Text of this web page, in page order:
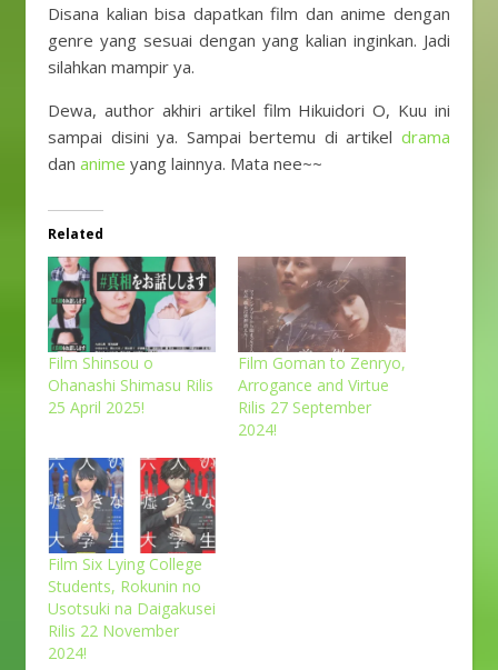
Disana kalian bisa dapatkan film dan anime dengan
genre yang sesuai dengan yang kalian inginkan. Jadi
silahkan mampir ya.
Dewa, author akhiri artikel film Hikuidori O, Kuu ini
sampai disini ya. Sampai bertemu di artikel drama
dan anime yang lainnya. Mata nee~~
Related
Film Shinsou o
Ohanashi Shimasu Rilis
25 April 2025!
Film Goman to Zenryo,
Arrogance and Virtue
Rilis 27 September
2024!
Film Six Lying College
Students, Rokunin no
Usotsuki na Daigakusei
Rilis 22 November
2024!